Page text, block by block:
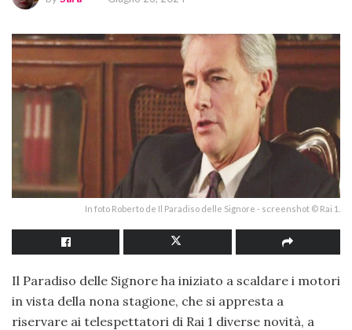
In foto Roberto de Il Paradiso delle Signore - screenshot © Rai 1.
Il Paradiso delle Signore ha iniziato a scaldare i motori
in vista della nona stagione, che si appresta a
riservare ai telespettatori di Rai 1 diverse novità, a